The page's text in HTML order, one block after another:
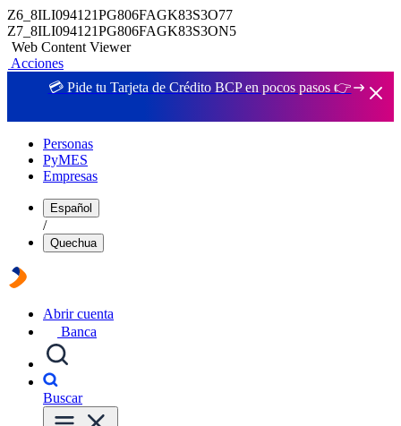
Z6_8ILI094121PG806FAGK83S3O77
Z7_8ILI094121PG806FAGK83S3ON5
Web Content Viewer
Acciones
💳 Pide tu Tarjeta de Crédito BCP en pocos pasos 👉
Personas
PyMES
Empresas
Español
/
Quechua
Abrir cuenta
Banca
Buscar